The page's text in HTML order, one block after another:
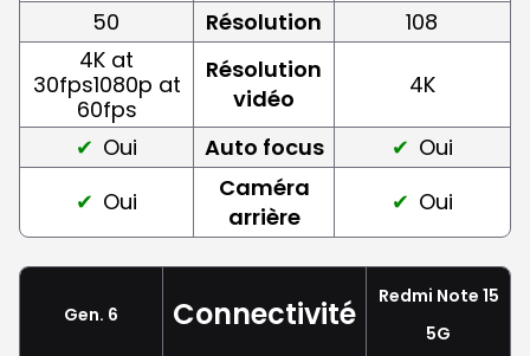
50
Résolution
108
4K at
30fps1080p at
60fps
Résolution
vidéo
4K
Oui Auto focus
Oui
Oui
Caméra
arrière
Oui
Gen. 6 Connectivité
Redmi Note 15
5G